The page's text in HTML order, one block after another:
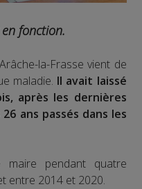
fonction.
la-Frasse vient de
maladie. Il avait laissé
après les dernières
ans passés dans les
pendant quatre
entre 2014 et 2020.